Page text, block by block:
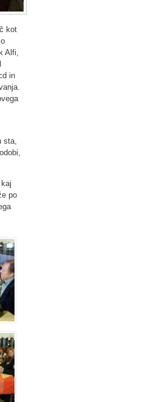
kot
Alfi,
in
sta,
po